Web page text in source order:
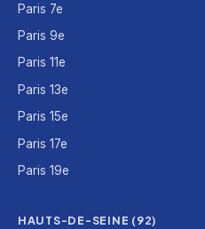
Paris 7e
Paris 9e
Paris 11e
Paris 13e
Paris 15e
Paris 17e
Paris 19e
HAUTS-DE-SEINE (92)